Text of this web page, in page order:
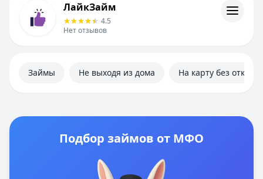
ИнформацияЛайкЗайм
4.5
Нет отзывов
Займы Не выходя из дома На карту без отказа
Подбор займов от МФО